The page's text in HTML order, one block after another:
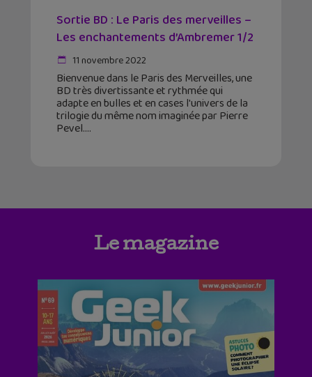
Sortie BD : Le Paris des merveilles –
Les enchantements d’Ambremer 1/2
11 novembre 2022
Bienvenue dans le Paris des Merveilles, une
BD très divertissante et rythmée qui
adapte en bulles et en cases l'univers de la
trilogie du même nom imaginée par Pierre
Pevel.
Le magazine